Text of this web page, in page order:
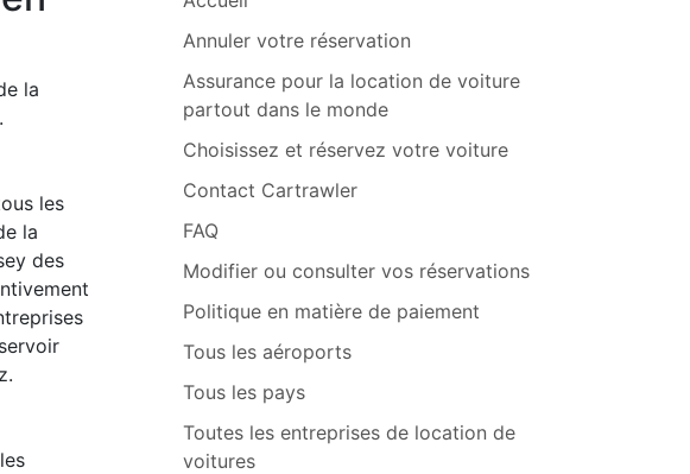
la
les
la
des
Annuler votre réservation
Assurance pour la location de voiture
partout dans le monde
Choisissez et réservez votre voiture
Contact Cartrawler
FAQ
Modifier ou consulter vos réservations
Politique en matière de paiement
Tous les aéroports
Tous les pays
Toutes les entreprises de location de
voitures